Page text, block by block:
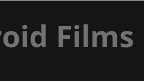
Films